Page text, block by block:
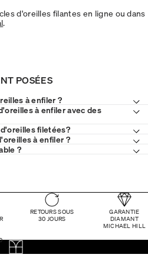
d'oreilles filantes en ligne ou dans
.
POSÉES
à enfiler ?
à enfiler avec des
filetées?
à enfiler ?
?
RETOURS SOUS
30 JOURS
GARANTIE
DIAMANT
MICHAEL HILL